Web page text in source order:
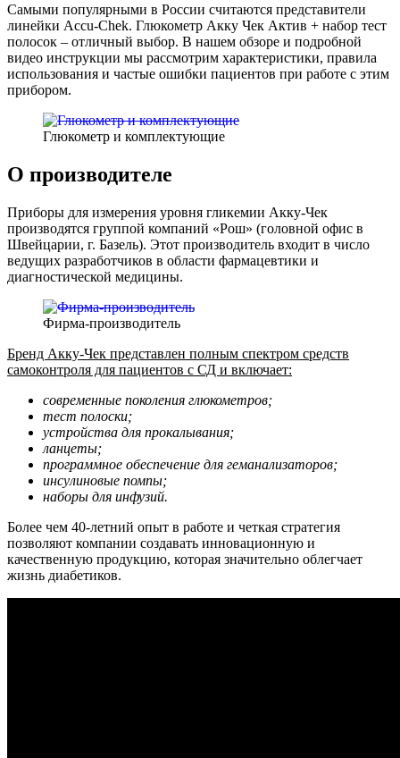
Самыми популярными в России считаются представители
линейки Accu-Chek. Глюкометр Акку Чек Актив + набор тест
полосок – отличный выбор. В нашем обзоре и подробной
видео инструкции мы рассмотрим характеристики, правила
использования и частые ошибки пациентов при работе с этим
прибором.
Глюкометр и комплектующие
О производителе
Приборы для измерения уровня гликемии Акку-Чек
производятся группой компаний «Рош» (головной офис в
Швейцарии, г. Базель). Этот производитель входит в число
ведущих разработчиков в области фармацевтики и
диагностической медицины.
Фирма-производитель
Бренд Акку-Чек представлен полным спектром средств
самоконтроля для пациентов с СД и включает:
современные поколения глюкометров;
тест полоски;
устройства для прокалывания;
ланцеты;
программное обеспечение для геманализаторов;
инсулиновые помпы;
наборы для инфузий.
Более чем 40-летний опыт в работе и четкая стратегия
позволяют компании создавать инновационную и
качественную продукцию, которая значительно облегчает
жизнь диабетиков.